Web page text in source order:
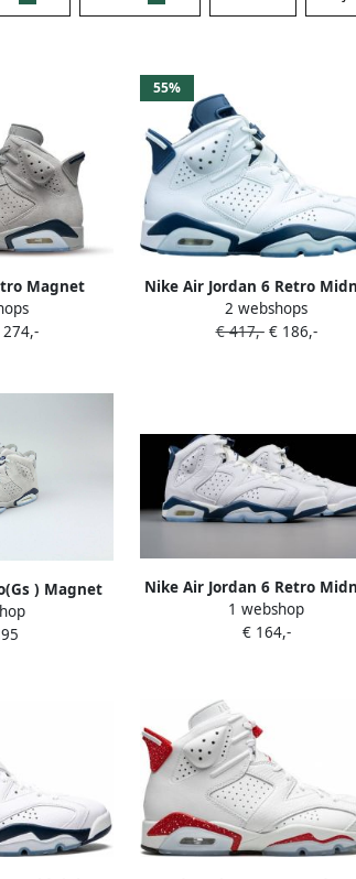
Magnet
40 1 2
012
55%
Nike Air Jordan 6 Retro
Navy (2022) CT8529
Unisex 141 Kleur als op
2 webshops
€ 417,-€ 186,-
) Magnet
40
384665 012
Nike Air Jordan 6 Retro
Navy (2022) (GS) 384665-
Kleur als op foto Schoenen
1 webshop
€ 164,-